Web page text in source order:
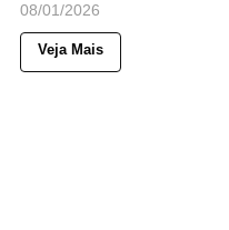
08/01/2026
Veja Mais